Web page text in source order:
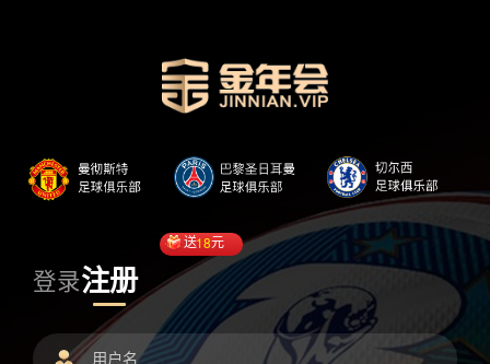
登录注册
送18元